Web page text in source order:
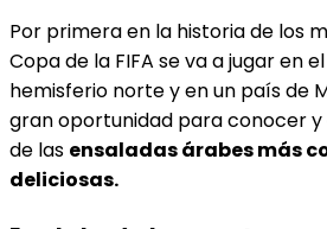
Por primera en la historia de los
Copa de la FIFA se va a jugar en
hemisferio norte y en un país de
gran oportunidad para conocer
de las ensaladas árabes más
deliciosas.